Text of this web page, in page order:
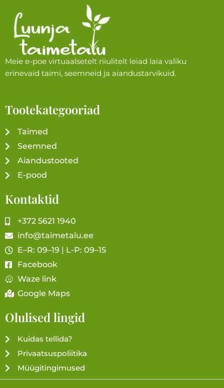
Meie e-poe virtuaalsetelt riiulitelt leiad laia valiku
erinevaid taimi, seemneid ja aiandustarvikuid.
Tootekategooriad
Taimed
Seemned
Aiandustooted
E-pood
Kontaktid
+372 5621 1940
info@taimetalu.ee
E–R: 09–19 | L-P: 09–15
Facebook
Waze link
Google Maps
Olulised lingid
Kuidas tellida?
Privaatsuspoliitika
Müügitingimused